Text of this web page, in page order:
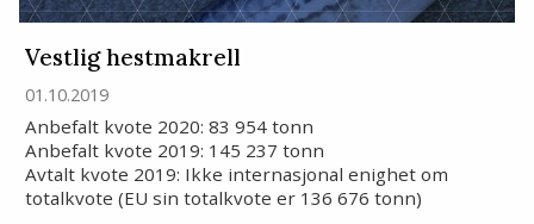
Vestlig hestmakrell
01.10.2019
Anbefalt kvote 2020: 83 954 tonn
Anbefalt kvote 2019: 145 237 tonn
Avtalt kvote 2019: Ikke internasjonal enighet om
totalkvote (EU sin totalkvote er 136 676 tonn)